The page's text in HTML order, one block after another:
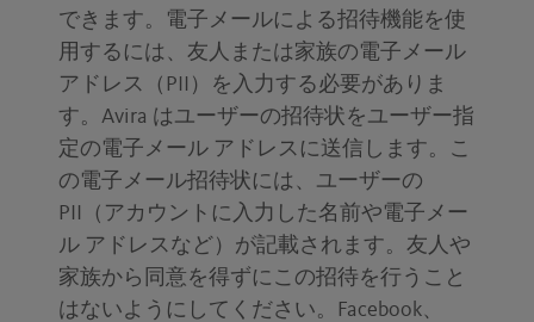
できます。電子メールによる招待機能を使
用するには、友人または家族の電子メール
アドレス（PII）を入力する必要がありま
す。Avira はユーザーの招待状をユーザー指
定の電子メール アドレスに送信します。こ
の電子メール招待状には、ユーザーの
PII（アカウントに入力した名前や電子メー
ル アドレスなど）が記載されます。友人や
家族から同意を得ずにこの招待を行うこと
はないようにしてください。Facebook、